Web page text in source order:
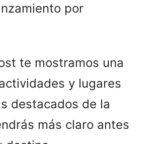
por
te mostramos una
y lugares
destacados de la
más claro antes